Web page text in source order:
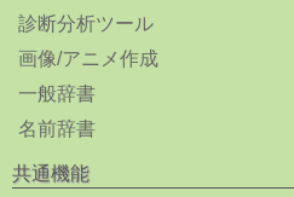
診断分析ツール
画像/アニメ作成
一般辞書
名前辞書
共通機能